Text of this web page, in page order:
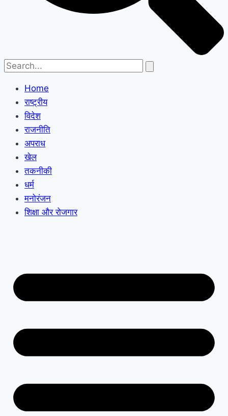
Home
राष्ट्रीय
विदेश
राजनीति
अपराध
खेल
तकनीकी
धर्म
मनोरंजन
शिक्षा और रोजगार